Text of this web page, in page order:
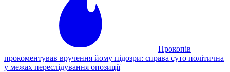
Прокопів
прокоментував вручення йому підозри: справа суто політична
у межах переслідування опозиції